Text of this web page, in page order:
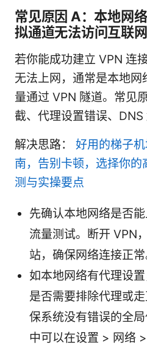
常见原因 A：本地网
拟通道无法访问互联网
若你能成功建立 VPN 连
无法上网，通常是本地
量通过 VPN 隧道。常见
截、代理设置错误、DNS
解决思路： 好用的梯子
南，告别卡顿，选择你
测与实操要点
先确认本地网络是否
流量测试。断开 VPN
站，确保网络连接正常
如本地网络有代理设
是否需要排除代理或
保系统没有错误的全
中可以在设置 > 网络 >